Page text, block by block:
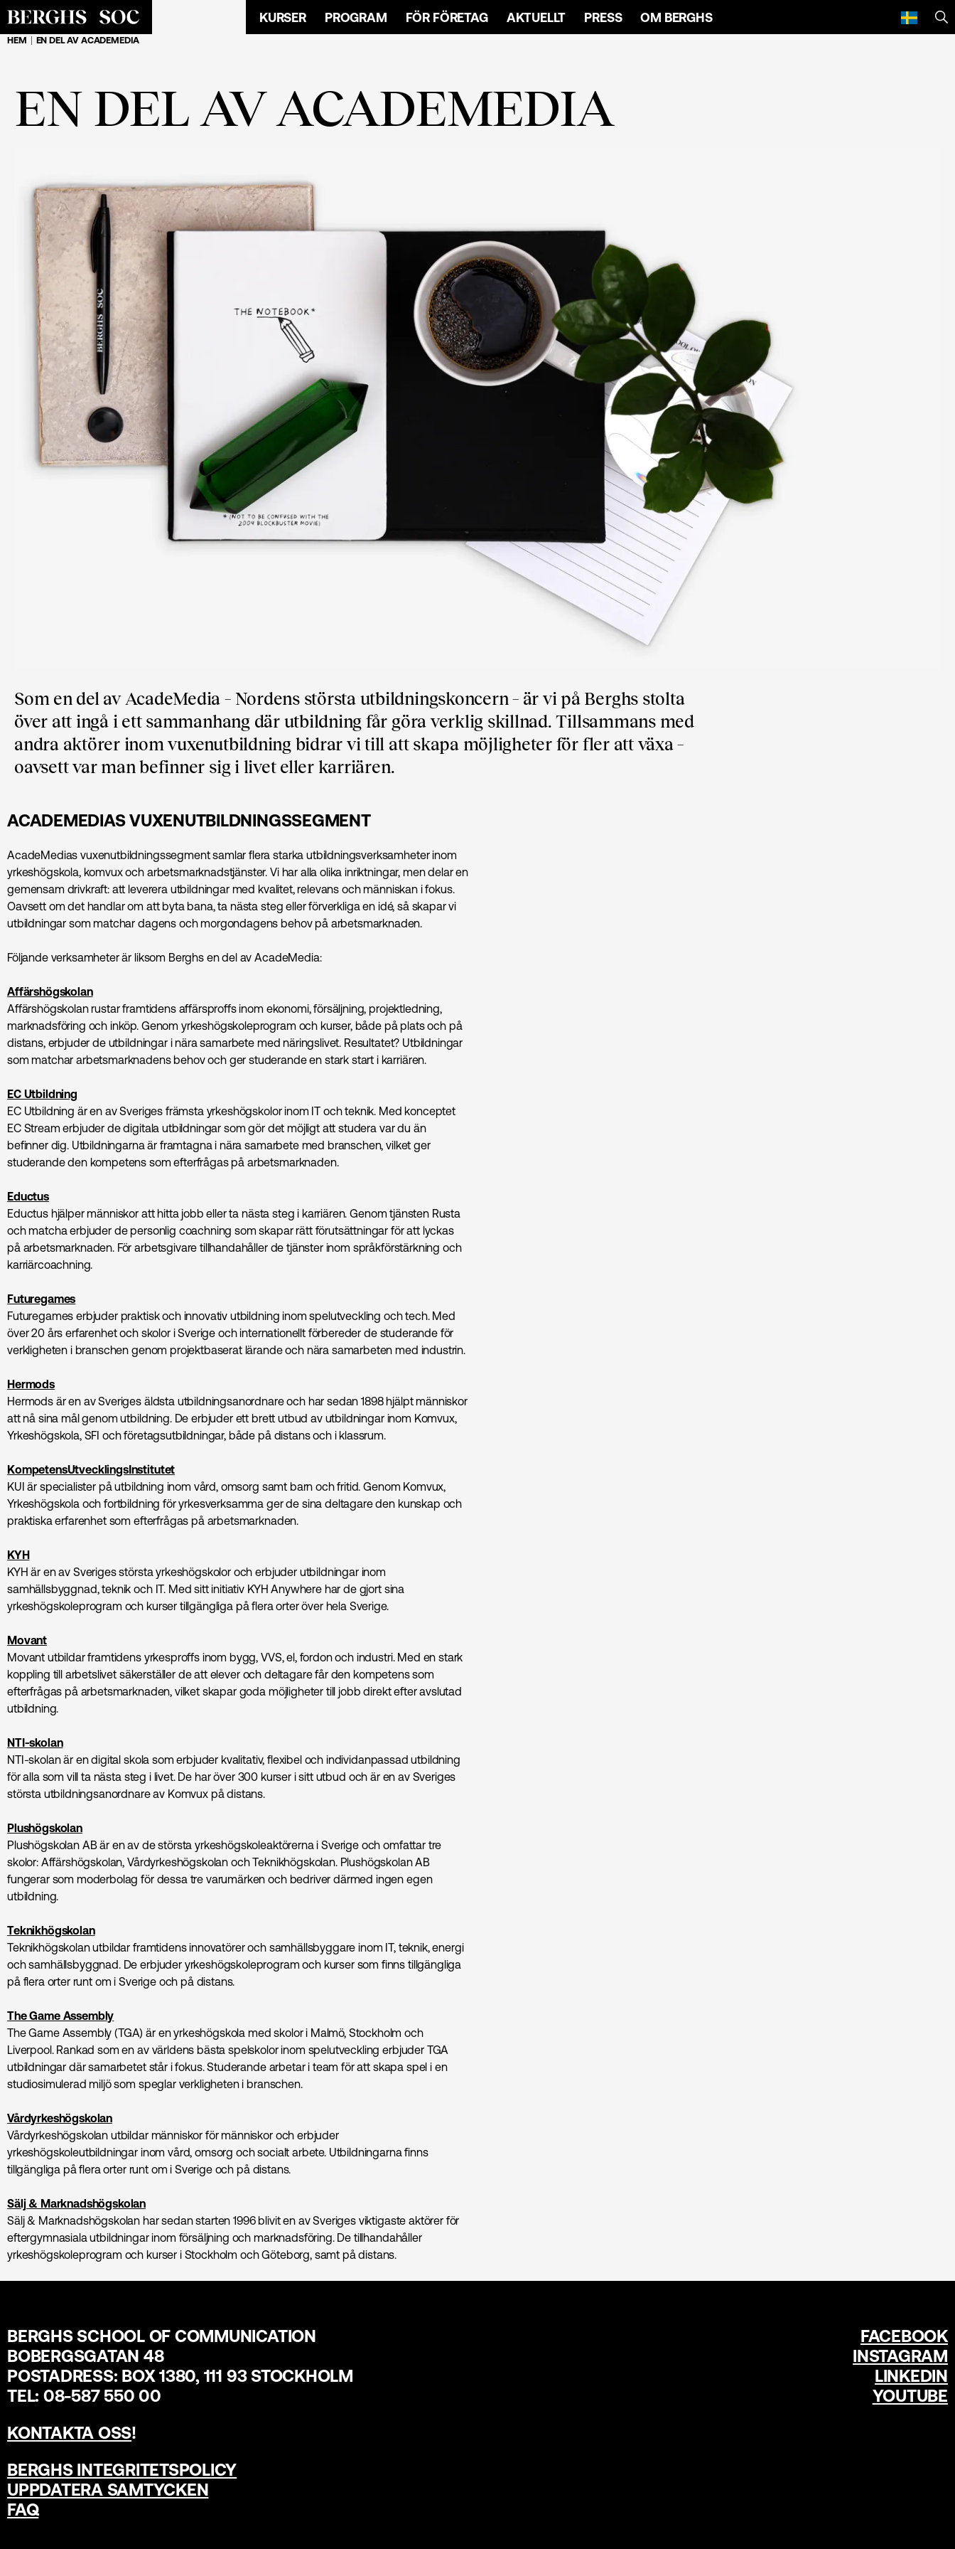
KURSER PROGRAM FÖR FÖRETAG AKTUELLT PRESS OM BERGHS
HEM EN DEL AV ACADEMEDIA
EN DEL AV ACADEMEDIA
Som en del av AcadeMedia – Nordens största utbildningskoncern – är vi på Berghs stolta
över att ingå i ett sammanhang där utbildning får göra verklig skillnad. Tillsammans med
andra aktörer inom vuxenutbildning bidrar vi till att skapa möjligheter för fler att växa –
oavsett var man befinner sig i livet eller karriären.
ACADEMEDIAS VUXENUTBILDNINGSSEGMENT
AcadeMedias vuxenutbildningssegment samlar flera starka utbildningsverksamheter inom
yrkeshögskola, komvux och arbetsmarknadstjänster. Vi har alla olika inriktningar, men delar en
gemensam drivkraft: att leverera utbildningar med kvalitet, relevans och människan i fokus.
Oavsett om det handlar om att byta bana, ta nästa steg eller förverkliga en idé, så skapar vi
utbildningar som matchar dagens och morgondagens behov på arbetsmarknaden.
Följande verksamheter är liksom Berghs en del av AcadeMedia:
Affärshögskolan
Affärshögskolan rustar framtidens affärsproffs inom ekonomi, försäljning, projektledning,
marknads­föring och inköp. Genom yrkeshögskoleprogram och kurser, både på plats och på
distans, erbjuder de utbildningar i nära samarbete med näringslivet. Resultatet? Utbildningar
som matchar arbetsmarknadens behov och ger studerande en stark start i karriären.
EC Utbildning
EC Utbildning är en av Sveriges främsta yrkeshögskolor inom IT och teknik. Med konceptet
EC Stream erbjuder de digitala utbildningar som gör det möjligt att studera var du än
befinner dig. Utbildningarna är framtagna i nära samarbete med branschen, vilket ger
studerande den kompetens som efterfrågas på arbetsmarknaden.
Eductus
Eductus hjälper människor att hitta jobb eller ta nästa steg i karriären. Genom tjänsten Rusta
och matcha erbjuder de personlig coachning som skapar rätt förutsättningar för att lyckas
på arbetsmarknaden. För arbetsgivare tillhandahåller de tjänster inom språkförstärkning och
karriärcoachning.
Futuregames
Futuregames erbjuder praktisk och innovativ utbildning inom spelutveckling och tech. Med
över 20 års erfarenhet och skolor i Sverige och internationellt förbereder de studerande för
verkligheten i branschen genom projektbaserat lärande och nära samarbeten med industrin.
Hermods
Hermods är en av Sveriges äldsta utbildningsanordnare och har sedan 1898 hjälpt människor
att nå sina mål genom utbildning. De erbjuder ett brett utbud av utbildningar inom Komvux,
Yrkeshögskola, SFI och företagsutbildningar, både på distans och i klassrum.
KompetensUtvecklingsInstitutet
KUI är specialister på utbildning inom vård, omsorg samt barn och fritid. Genom Komvux,
Yrkeshögskola och fortbildning för yrkesverksamma ger de sina deltagare den kunskap och
praktiska erfarenhet som efterfrågas på arbetsmarknaden.
KYH
KYH är en av Sveriges största yrkeshögskolor och erbjuder utbildningar inom
samhällsbyggnad, teknik och IT. Med sitt initiativ KYH Anywhere har de gjort sina
yrkeshögskoleprogram och kurser tillgängliga på flera orter över hela Sverige.
Movant
Movant utbildar framtidens yrkesproffs inom bygg, VVS, el, fordon och industri. Med en stark
koppling till arbetslivet säkerställer de att elever och deltagare får den kompetens som
efterfrågas på arbetsmarknaden, vilket skapar goda möjligheter till jobb direkt efter avslutad
utbildning.
NTI-skolan
NTI-skolan är en digital skola som erbjuder kvalitativ, flexibel och individanpassad utbildning
för alla som vill ta nästa steg i livet. De har över 300 kurser i sitt utbud och är en av Sveriges
största utbildningsanordnare av Komvux på distans.
Plushögskolan
Plushögskolan AB är en av de största yrkeshögskoleaktörerna i Sverige och omfattar tre
skolor: Affärshögskolan, Vårdyrkeshögskolan och Teknikhögskolan. Plushögskolan AB
fungerar som moderbolag för dessa tre varumärken och bedriver därmed ingen egen
utbildning.
Teknikhögskolan
Teknikhögskolan utbildar framtidens innovatörer och samhällsbyggare inom IT, teknik, energi
och samhällsbyggnad. De erbjuder yrkeshögskoleprogram och kurser som finns tillgängliga
på flera orter runt om i Sverige och på distans.
The Game Assembly
The Game Assembly (TGA) är en yrkeshögskola med skolor i Malmö, Stockholm och
Liverpool. Rankad som en av världens bästa spelskolor inom spelutveckling erbjuder TGA
utbildningar där samarbetet står i fokus. Studerande arbetar i team för att skapa spel i en
studiosimulerad miljö som speglar verkligheten i branschen.
Vårdyrkeshögskolan
Vårdyrkeshögskolan utbildar människor för människor och erbjuder
yrkeshögskoleutbildningar inom vård, omsorg och socialt arbete. Utbildningarna finns
tillgängliga på flera orter runt om i Sverige och på distans.
Sälj & Marknadshögskolan
Sälj & Marknadshögskolan har sedan starten 1996 blivit en av Sveriges viktigaste aktörer för
eftergymnasiala utbildningar inom försäljning och marknads­föring. De tillhandahåller
yrkeshögskoleprogram och kurser i Stockholm och Göteborg, samt på distans.
BERGHS SCHOOL OF COMMUNICATION
BOBERGSGATAN 48
POSTADRESS: BOX 1380, 111 93 STOCKHOLM
TEL: 08-587 550 00
KONTAKTA OSS!
BERGHS INTEGRITETSPOLICY
UPPDATERA SAMTYCKEN
FAQ
FACEBOOK
INSTAGRAM
LINKEDIN
YOUTUBE